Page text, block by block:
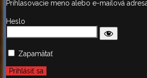
Prihlasovacie meno alebo e-mailová
Heslo
Zapamätať